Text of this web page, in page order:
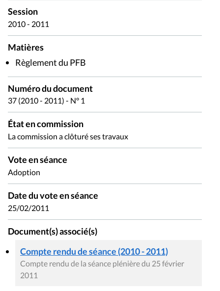
Session
2010 - 2011
Matières
Règlement du PFB
Numéro du document
37 (2010 - 2011) - N° 1
État en commission
La commission a clôturé ses travaux
Vote en séance
Adoption
Date du vote en séance
25/02/2011
Document(s) associé(s)
Compte rendu de séance (2010 - 2011)
Compte rendu de la séance plénière du 25 février
2011